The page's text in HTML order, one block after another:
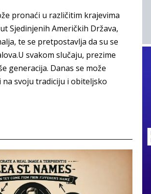
pronaći u različitim krajevima
Sjedinjenih Američkih Država,
te se pretpostavlja da su se
svakom slučaju, prezime
generacija. Danas se može
svoju tradiciju i obiteljsko